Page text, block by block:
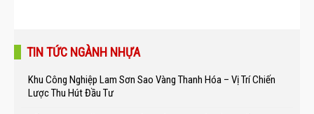
TIN TỨC NGÀNH NHỰA
Khu Công Nghiệp Lam Sơn Sao Vàng Thanh Hóa – Vị Trí Chiến
Lược Thu Hút Đầu Tư